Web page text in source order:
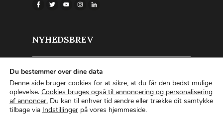
NYHEDSBREV
TILMELD NYHEDSBREVET
Du bestemmer over dine data
Denne side bruger cookies for at sikre, at du får den bedst mulige
oplevelse. Cookies bruges også til annoncering og personalisering
af annoncer. Du kan til enhver tid ændre eller trække dit samtykke
tilbage via Indstillinger på vores hjemmeside.